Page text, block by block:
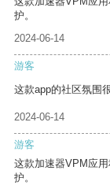
护。
2024-06-14
游客
这款app的社区氛围
2024-06-14
游客
这款加速器VPM应
护。